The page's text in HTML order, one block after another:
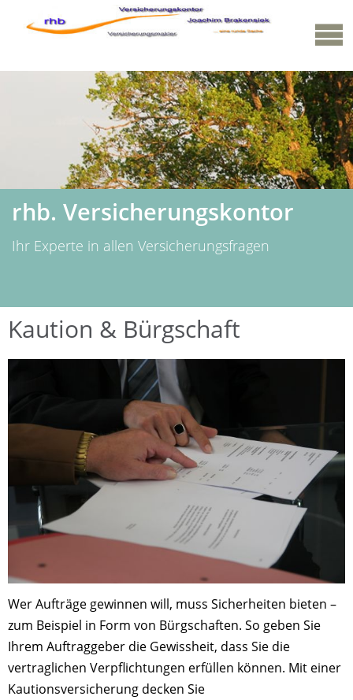
rhb. Versicherungskontor
Ihr Experte in allen Versicherungsfragen
Kaution & Bürgschaft
Wer Aufträge gewinnen will, muss Sicherheiten bieten –
zum Beispiel in Form von Bürgschaften. So geben Sie
Ihrem Auftraggeber die Gewissheit, dass Sie die
vertraglichen Verpflichtungen erfüllen können. Mit einer
Kautionsversicherung decken Sie